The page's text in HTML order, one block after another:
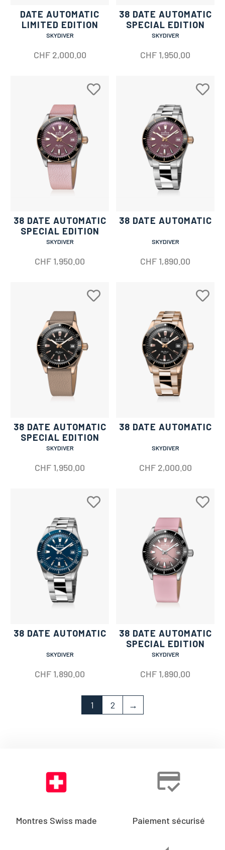
DATE AUTOMATIC
LIMITED EDITION
SKYDIVER
CHF2,000.00
38 DATE AUTOMATIC
SPECIAL EDITION
SKYDIVER
CHF 1,950.00
38 DATE AUTOMATIC
SPECIAL EDITION
SKYDIVER
CHF 1,950.00
38 DATE AUTOMATIC
SKYDIVER
CHF 1,890.00
38 DATE AUTOMATIC
SPECIAL EDITION
SKYDIVER
CHF 1,950.00
38 DATE AUTOMATIC
SKYDIVER
CHF2,000.00
38 DATE AUTOMATIC
SKYDIVER
CHF 1,890.00
38 DATE AUTOMATIC
SPECIAL EDITION
SKYDIVER
CHF 1,890.00
1 2 →
Montres Swiss made Paiement sécurisé